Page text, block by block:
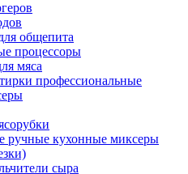
общепита
процессоры
мяса
профессиональные
ручные кухонные миксеры
сыра